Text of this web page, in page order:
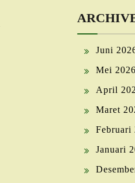
Juni
Mei 2026
April
Maret
Februari
Januari